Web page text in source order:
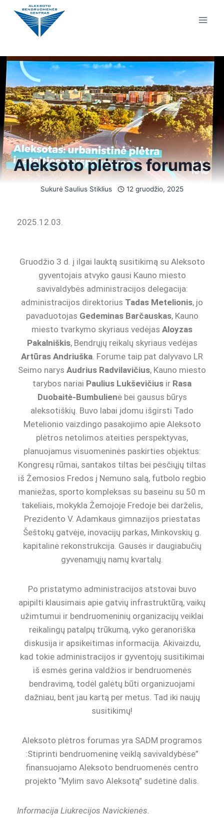
Aleksoto plėtros forumas
Sukurė Saulius Stiklius 12 gruodžio, 2025
2025.12.03.
Gruodžio 3 d. į ilgai lauktą susitikimą su Aleksoto
gyventojais atvyko gausi Kauno miesto
savivaldybės administracijos delegacija:
administracijos direktorius Tadas Metelionis, jo
pavaduotojas Gedeminas Barčauskas, Kauno
miesto tvarkymo skyriaus vedėjas Aloyzas
Pakalniškis, Bendrųjų reikalų skyriaus vedėjas
Artūras Andriuška. Forume taip pat dalyvavo LR
Seimo narys Audrius Radvilavičius, Kauno miesto
tarybos nariai Paulius Lukševičius ir Rasa
Duobaitė-Bumbulienė bei gausus būrys
aleksotiškių. Buvo labai įdomu išgirsti Tado
Metelionio vaizdingo pasakojimo apie Aleksoto
plėtros netolimos ateities perspektyvas,
planuojamus visuomeninės paskirties objektus:
Kongresų rūmai, santakos tiltas bei pėsčiųjų tiltas
iš Žemosios Fredos į Nemuno salą, futbolo regbio
maniežas, sporto kompleksas su baseinu su 50 m
takeliais, mokykla Žemojoje Fredoje bei darželis,
Prezidento V. Adamkaus gimnazijos priestatas
Šeštokų gatvėje, inovacijų parkas, Minkovskių g.
kapitalinė rekonstrukcija. Gausės ir daugiabučių
gyvenamųjų namų kvartalų.
Po pristatymo administracijos atstovai buvo
apipilti klausimais apie gatvių infrastruktūrą, vaikų
užimtumui ir bendruomeninių organizacijų veiklai
reikalingų patalpų trūkumą, vyko geranoriška
diskusija ir apsikeitimas informacija. Akivaizdu,
kad tokie administracijos ir gyventojų susitikimai
iš esmės gerina valdžios ir bendruomenės
bendravimą, todėl galėtų būti organizuojami
dažniau, bent jau kartą per metus. Tad iki naujų
susitikimų!
Aleksoto plėtros forumas yra SADM programos
:Stiprinti bendruomeninę veiklą savivaldybėse”
finansuojamo Aleksoto bendruomenės centro
projekto “Mylim savo Aleksotą” sudėtinė dalis.
Informacija Liukrecijos Navickienės.